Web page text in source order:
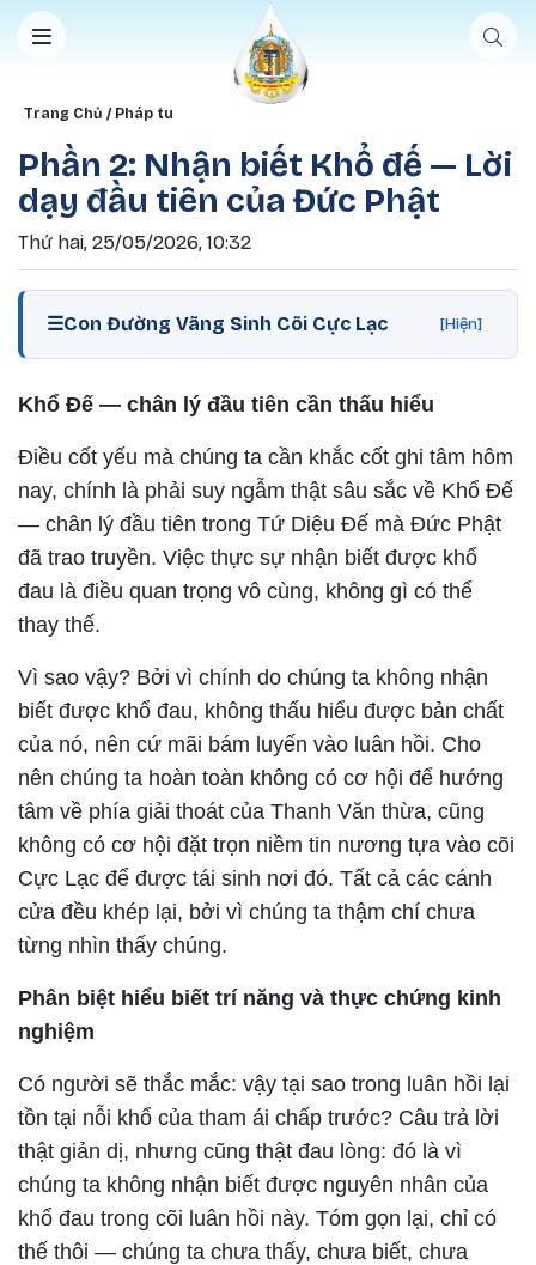
Nhảy đến nội dung
Breadcrumb
Trang Chủ Pháp tu
Phần 2: Nhận biết Khổ đế — Lời
dạy đầu tiên của Đức Phật
Thứ hai, 25/05/2026, 10:32
☰Con Đường Vãng Sinh Cõi Cực Lạc [Hiện]
Khổ Đế — chân lý đầu tiên cần thấu hiểu
Điều cốt yếu mà chúng ta cần khắc cốt ghi tâm hôm
nay, chính là phải suy ngẫm thật sâu sắc về Khổ Đế
— chân lý đầu tiên trong Tứ Diệu Đế mà Đức Phật
đã trao truyền. Việc thực sự nhận biết được khổ
đau là điều quan trọng vô cùng, không gì có thể
thay thế.
Vì sao vậy? Bởi vì chính do chúng ta không nhận
biết được khổ đau, không thấu hiểu được bản chất
của nó, nên cứ mãi bám luyến vào luân hồi. Cho
nên chúng ta hoàn toàn không có cơ hội để hướng
tâm về phía giải thoát của Thanh Văn thừa, cũng
không có cơ hội đặt trọn niềm tin nương tựa vào cõi
Cực Lạc để được tái sinh nơi đó. Tất cả các cánh
cửa đều khép lại, bởi vì chúng ta thậm chí chưa
từng nhìn thấy chúng.
Phân biệt hiểu biết trí năng và thực chứng kinh
nghiệm
Có người sẽ thắc mắc: vậy tại sao trong luân hồi lại
tồn tại nỗi khổ của tham ái chấp trước? Câu trả lời
thật giản dị, nhưng cũng thật đau lòng: đó là vì
chúng ta không nhận biết được nguyên nhân của
khổ đau trong cõi luân hồi này. Tóm gọn lại, chỉ có
thế thôi — chúng ta chưa thấy, chưa biết, chưa